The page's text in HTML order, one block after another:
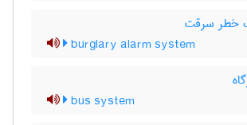
خطر سرقت
burglary alarm system
bus system